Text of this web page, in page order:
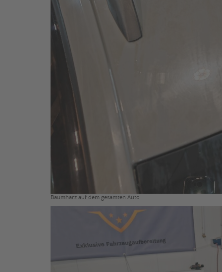
Baumharz auf dem gesamten Auto